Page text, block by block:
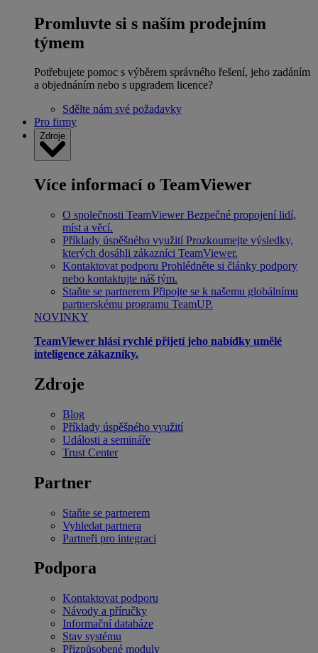
Promluvte si s naším prodejním
týmem
Potřebujete pomoc s výběrem správného řešení, jeho zadáním
a objednáním nebo s upgradem licence?
Sdělte nám své požadavky
Pro firmy
Zdroje
Více informací o TeamViewer
O společnosti TeamViewer Bezpečné propojení lidí,
míst a věcí.
Příklady úspěšného využití Prozkoumejte výsledky,
kterých dosáhli zákazníci TeamViewer.
Kontaktovat podporu Prohlédněte si články podpory
nebo kontaktujte náš tým.
Staňte se partnerem Připojte se k našemu globálnímu
partnerskému programu TeamUP.
NOVINKY
TeamViewer hlásí rychlé přijetí jeho nabídky umělé
inteligence zákazníky.
Zdroje
Blog
Příklady úspěšného využití
Události a semináře
Trust Center
Partner
Staňte se partnerem
Vyhledat partnera
Partneři pro integraci
Podpora
Kontaktovat podporu
Návody a příručky
Informační databáze
Stav systému
Přizpůsobené moduly